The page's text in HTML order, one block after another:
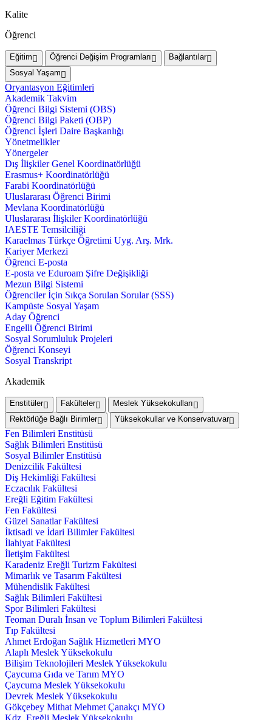
Kalite
Öğrenci
Eğitim Öğrenci Değişim Programları
Bağlantılar
Sosyal Yaşam
Oryantasyon Eğitimleri
Akademik Takvim
Öğrenci Bilgi Sistemi (OBS)
Öğrenci Bilgi Paketi (OBP)
Öğrenci İşleri Daire Başkanlığı
Yönetmelikler
Yönergeler
Dış İlişkiler Genel Koordinatörlüğü
Erasmus+ Koordinatörlüğü
Farabi Koordinatörlüğü
Uluslararası Öğrenci Birimi
Mevlana Koordinatörlüğü
Uluslararası İlişkiler Koordinatörlüğü
IAESTE Temsilciliği
Karaelmas Türkçe Öğretimi Uyg. Arş. Mrk.
Kariyer Merkezi
Öğrenci E-posta
E-posta ve Eduroam Şifre Değişikliği
Mezun Bilgi Sistemi
Öğrenciler İçin Sıkça Sorulan Sorular (SSS)
Kampüste Sosyal Yaşam
Aday Öğrenci
Engelli Öğrenci Birimi
Sosyal Sorumluluk Projeleri
Öğrenci Konseyi
Sosyal Transkript
Akademik
Enstitüler Fakülteler
Meslek Yüksekokulları
Rektörlüğe Bağlı Birimler
Yüksekokullar ve Konservatuvar
Fen Bilimleri Enstitüsü
Sağlık Bilimleri Enstitüsü
Sosyal Bilimler Enstitüsü
Denizcilik Fakültesi
Diş Hekimliği Fakültesi
Eczacılık Fakültesi
Ereğli Eğitim Fakültesi
Fen Fakültesi
Güzel Sanatlar Fakültesi
İktisadi ve İdari Bilimler Fakültesi
İlahiyat Fakültesi
İletişim Fakültesi
Karadeniz Ereğli Turizm Fakültesi
Mimarlık ve Tasarım Fakültesi
Mühendislik Fakültesi
Sağlık Bilimleri Fakültesi
Spor Bilimleri Fakültesi
Teoman Duralı İnsan ve Toplum Bilimleri Fakültesi
Tıp Fakültesi
Ahmet Erdoğan Sağlık Hizmetleri MYO
Alaplı Meslek Yüksekokulu
Bilişim Teknolojileri Meslek Yüksekokulu
Çaycuma Gıda ve Tarım MYO
Çaycuma Meslek Yüksekokulu
Devrek Meslek Yüksekokulu
Gökçebey Mithat Mehmet Çanakçı MYO